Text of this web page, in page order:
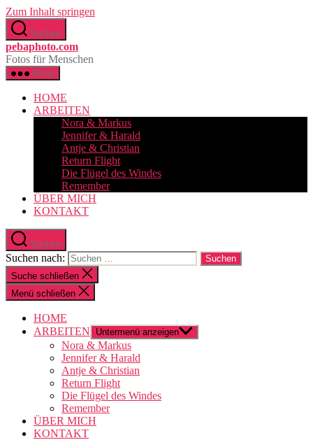
Zum Inhalt springen
Suchen
pebaphoto.com
Fotos für Menschen
Menü
HOME
ARBEITEN
Nora & Markus
Jennifer & Harald
Antje & Christian
Return Flight
Die Flügel des Windes
Remember
ÜBER MICH
KONTAKT
Suchen
Suchen nach:
Suche schließen
Menü schließen
HOME
ARBEITEN
Untermenü anzeigen
Nora & Markus
Jennifer & Harald
Antje & Christian
Return Flight
Die Flügel des Windes
Remember
ÜBER MICH
KONTAKT